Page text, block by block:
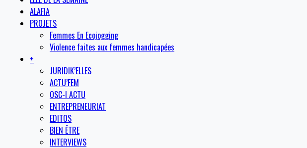
ALAFIA
PROJETS
Femmes En Ecojogging
Violence faites aux femmes handicapées
+
JURIDIK’ELLES
ACTU’FEM
OSC-I ACTU
ENTREPRENEURIAT
EDITOS
BIEN ÊTRE
INTERVIEWS